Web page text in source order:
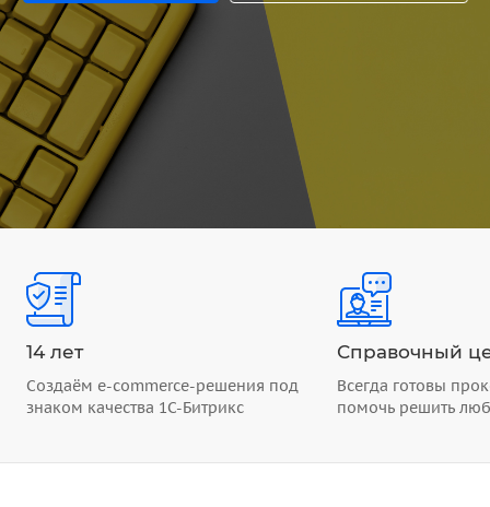
14 лет
Создаём e-commerce-решения под
знаком качества 1С-Битрикс
Справочный
Всегда готовы
помочь решить